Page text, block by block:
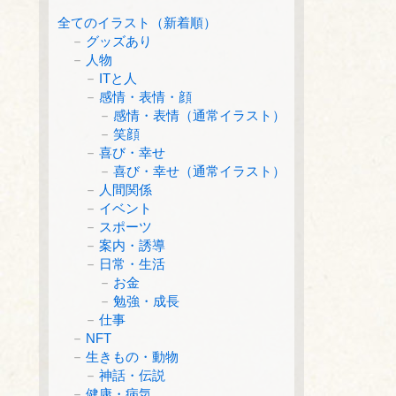
全てのイラスト（新着順）
グッズあり
人物
ITと人
感情・表情・顔
感情・表情（通常イラスト）
笑顔
喜び・幸せ
喜び・幸せ（通常イラスト）
人間関係
イベント
スポーツ
案内・誘導
日常・生活
お金
勉強・成長
仕事
NFT
生きもの・動物
神話・伝説